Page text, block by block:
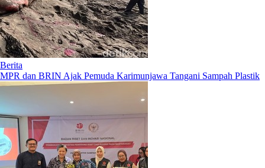
Berita
MPR dan BRIN Ajak Pemuda Karimunjawa Tangani Sampah Plastik